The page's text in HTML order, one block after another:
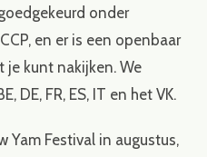
onder
en er is een openbaar
je kunt nakijken. We
DE, FR, ES, IT en het VK.
Yam Festival in augustus,